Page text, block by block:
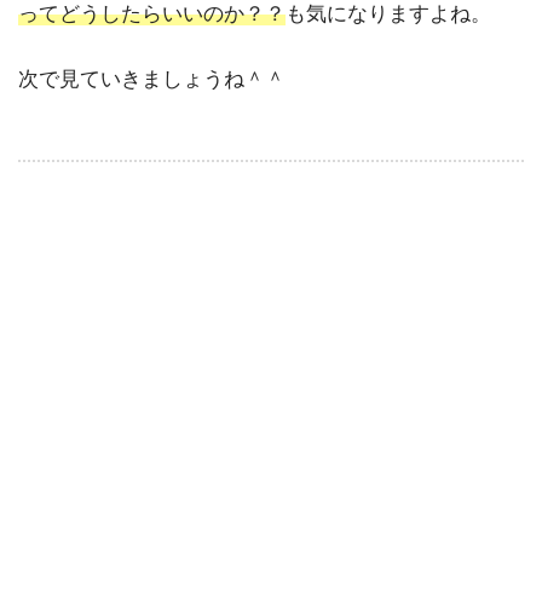
ってどうしたらいいのか？？も気になりますよね。
次で見ていきましょうね＾＾